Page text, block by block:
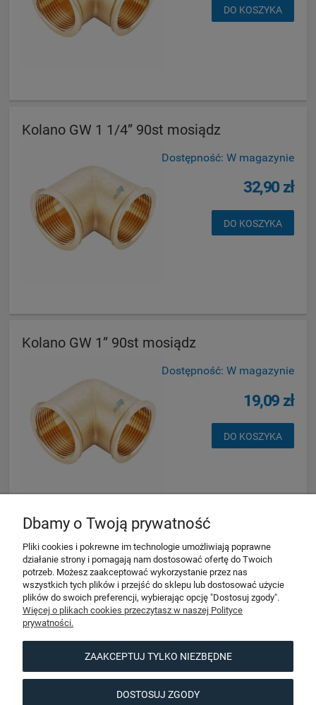
DO KOSZYKA
Kolano GW 1 1/4” 90st mosiądz
Dostępność: W magazynie
32,90 zł
DO KOSZYKA
Kolano GW 1” 90st mosiądz
Dostępność: W magazynie
19,09 zł
DO KOSZYKA
« 1 2 3 4 5 ... 14 »
Pomoc
O nas
Dbamy o Twoją prywatność
Pliki cookies i pokrewne im technologie umożliwiają poprawne
działanie strony i pomagają nam dostosować ofertę do Twoich
potrzeb. Możesz zaakceptować wykorzystanie przez nas
wszystkich tych plików i przejść do sklepu lub dostosować użycie
plików do swoich preferencji, wybierając opcję "Dostosuj zgody".
Więcej o plikach cookies przeczytasz w naszej Polityce
prywatności.
ZAAKCEPTUJ TYLKO NIEZBĘDNE
DOSTOSUJ ZGODY